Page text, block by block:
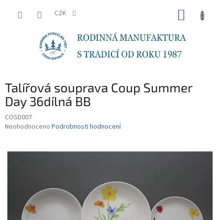
CZK
Talířová souprava Coup Summer
Day 36dílná BB
COSD007
Průměrné
je
hvězdiček.
Neohodnoceno Podrobnosti hodnocení